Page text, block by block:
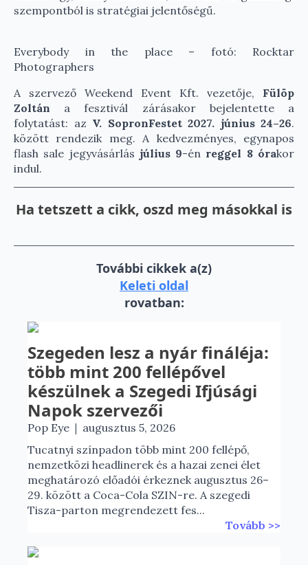
szempontból is stratégiai jelentőségű.
Everybody in the place – fotó: Rocktar
Photographers
A szervező Weekend Event Kft. vezetője, Fülöp
Zoltán a fesztivál zárásakor bejelentette a
folytatást: az V. SopronFestet 2027. június 24–26.
között rendezik meg. A kedvezményes, egynapos
flash sale jegyvásárlás július 9-én reggel 8 órakor
indul.
Ha tetszett a cikk, oszd meg másokkal is
További cikkek a(z)
Keleti oldal
rovatban:
Szegeden lesz a nyár fináléja:
több mint 200 fellépővel
készülnek a Szegedi Ifjúsági
Napok szervezői
Pop Eye | augusztus 5, 2026
Tucatnyi színpadon több mint 200 fellépő,
nemzetközi headlinerek és a hazai zenei élet
meghatározó előadói érkeznek augusztus 26–
29. között a Coca-Cola SZIN-re. A szegedi
Tisza-parton megrendezett fes...
Tovább >>